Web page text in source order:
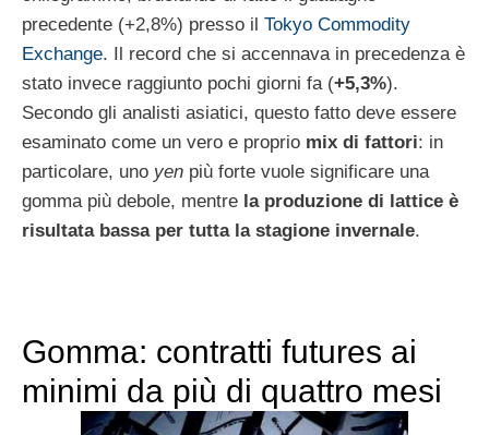
precedente (+2,8%) presso il Tokyo Commodity
Exchange. Il record che si accennava in precedenza è
stato invece raggiunto pochi giorni fa (+5,3%).
Secondo gli analisti asiatici, questo fatto deve essere
esaminato come un vero e proprio mix di fattori: in
particolare, uno yen più forte vuole significare una
gomma più debole, mentre la produzione di lattice è
risultata bassa per tutta la stagione invernale.
Gomma: contratti futures ai
minimi da più di quattro mesi